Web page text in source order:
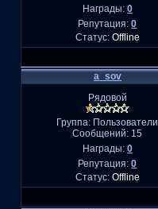
Награды: 0
Репутация:0
Статус: Offline
a_sov
Рядовой
Группа: Пользователи
Сообщений: 15
Награды: 0
Репутация:0
Статус: Offline